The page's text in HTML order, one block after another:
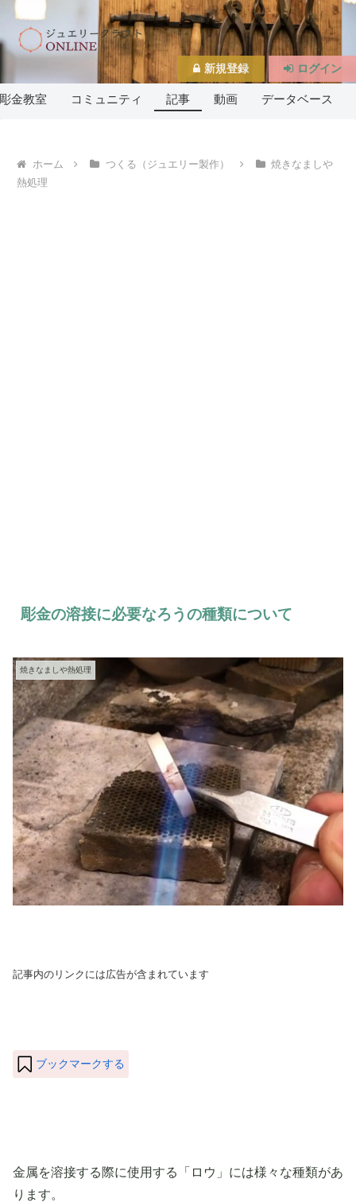
金教室 コミュニティ 記事 動画 データベース
ホーム つくる（ジュエリー製作）
焼きなましや
熱処理
彫金の溶接に必要なろうの種類について
焼きなましや熱処理
記事内のリンクには広告が含まれています
ブックマークする
金属を溶接する際に使用する「ロウ」には様々な種類があ
ります。
新規登録 ログイン